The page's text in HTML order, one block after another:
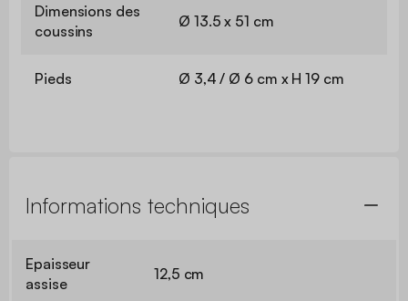
Dimensions des
coussins
Ø 13.5 x 51 cm
Pieds Ø 3,4 / Ø 6 cm x H 19 cm
Informations techniques
Epaisseur
assise
12,5 cm